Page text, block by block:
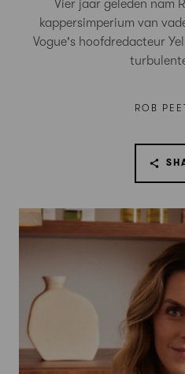
Vier jaar geleden nam
kappersimperium van
Vogue's hoofdredacteur
ROB